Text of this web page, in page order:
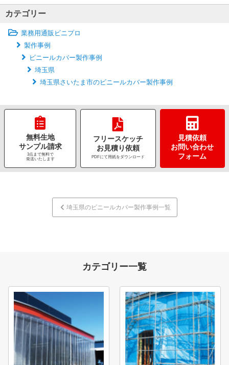
カテゴリー
業務用通販ビニプロ
製作事例
ビニールカバー製作事例
埼玉県
埼玉県さいたま市のビニールカバー製作事例
無料生地
サンプル請求
3点まで無料で
発送いたします
フリースケッチ
お見積り依頼
PDFにて用紙をダウンロード
見積依頼
お問い合わせ
フォーム
埼玉県のビニールカバー製作事例一覧
カテゴリー一覧